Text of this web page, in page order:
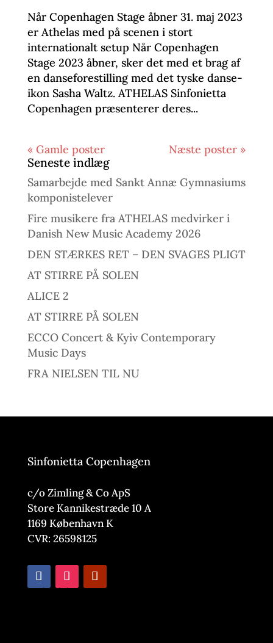
Når Copenhagen Stage åbner 31. maj 2023
er Athelas med på scenen i stort
internationalt setup Når Copenhagen
Stage 2023 åbner, sker det med et brag af
en danseforestilling med det tyske danse-
ikon Sasha Waltz. ATHELAS Sinfonietta
Copenhagen præsenterer deres...
« Gamle poster Næste poster »
Seneste indlæg
Samarbejde med Sankt Annæ Gymnasiums
komponistelever
Fire musikere fra ATHELAS medvirker i
Danish New Music Academy 2026
DEN STÆRKES RET – DEN SVAGES PLIGT
AT STIRRE PÅ SOLEN
ALICE 2
AT STIRRE PÅ SOLEN
ECCO Concert & Kyiv Contemporary
Music Days
FRA NIELSEN TIL NU
Sinfonietta Copenhagen
c/o Zimling & Co ApS
Store Kannikestræde 10 A
1169 København K
CVR: 26598125
Nyhedsbrev